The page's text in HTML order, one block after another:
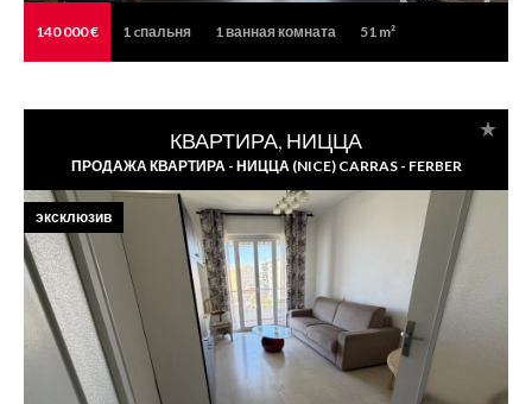
140 000 € 1 cпальня 1ванная комната 51 m²
КВАРТИРА, НИЦЦА
ПРОДАЖА КВАРТИРА - НИЦЦА (NICE) CARRAS - FERBER
эксклюзив